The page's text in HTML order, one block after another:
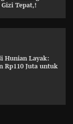
Tepat,!
Hunian Layak:
Rp110 Juta untuk